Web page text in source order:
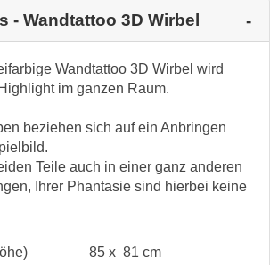
- Wandtattoo 3D Wirbel
Wandtattoo 3D Wirbel wird
im ganzen Raum.
beziehen sich auf ein Anbringen
Teile auch in einer ganz anderen
Ihrer Phantasie sind hierbei keine
85 x 81 cm